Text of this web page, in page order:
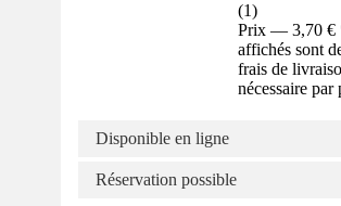
(1)
Prix — 3,70 €
affichés sont
frais de
nécessaire par
Disponible en ligne
Réservation possible